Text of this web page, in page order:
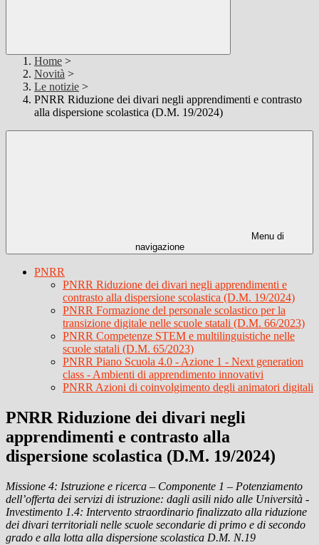
Home >
Novità >
Le notizie >
PNRR Riduzione dei divari negli apprendimenti e contrasto
alla dispersione scolastica (D.M. 19/2024)
Menu di
navigazione
PNRR
PNRR Riduzione dei divari negli apprendimenti e
contrasto alla dispersione scolastica (D.M. 19/2024)
PNRR Formazione del personale scolastico per la
transizione digitale nelle scuole statali (D.M. 66/2023)
PNRR Competenze STEM e multilinguistiche nelle
scuole statali (D.M. 65/2023)
PNRR Piano Scuola 4.0 - Azione 1 - Next generation
class - Ambienti di apprendimento innovativi
PNRR Azioni di coinvolgimento degli animatori digitali
PNRR Riduzione dei divari negli
apprendimenti e contrasto alla
dispersione scolastica (D.M. 19/2024)
Missione 4: Istruzione e ricerca – Componente 1 – Potenziamento
dell’offerta dei servizi di istruzione: dagli asili nido alle Università -
Investimento 1.4: Intervento straordinario finalizzato alla riduzione
dei divari territoriali nelle scuole secondarie di primo e di secondo
grado e alla lotta alla dispersione scolastica D.M. N.19